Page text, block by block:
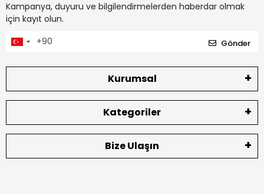
Kampanya, duyuru ve bilgilendirmelerden haberdar olmak
için kayıt olun.
Gönder
Kurumsal
Kategoriler
Bize Ulaşın